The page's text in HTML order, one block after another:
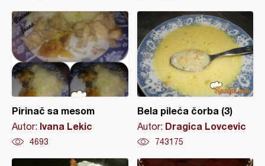
Pirinač sa mesom
Autor: Ivana Lekic
4693
Bela pileća čorba (3)
Autor: Dragica Lovcevic
743175